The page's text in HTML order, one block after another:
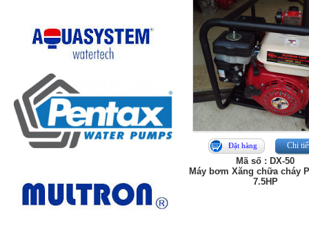
Đặt hàng Chi
Mã số : DX-50
Máy bơm Xăng chữa cháy
7.5HP